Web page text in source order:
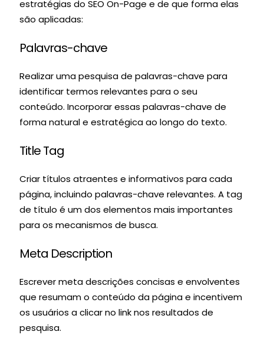
estratégias do SEO On-Page e de que forma elas
são aplicadas:
Palavras-chave
Realizar uma pesquisa de palavras-chave para
identificar termos relevantes para o seu
conteúdo. Incorporar essas palavras-chave de
forma natural e estratégica ao longo do texto.
Title Tag
Criar títulos atraentes e informativos para cada
página, incluindo palavras-chave relevantes. A tag
de título é um dos elementos mais importantes
para os mecanismos de busca.
Meta Description
Escrever meta descrições concisas e envolventes
que resumam o conteúdo da página e incentivem
os usuários a clicar no link nos resultados de
pesquisa.